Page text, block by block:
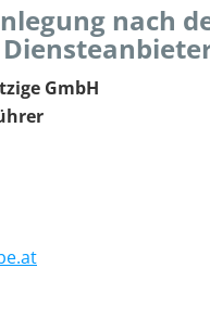
nach
GmbH